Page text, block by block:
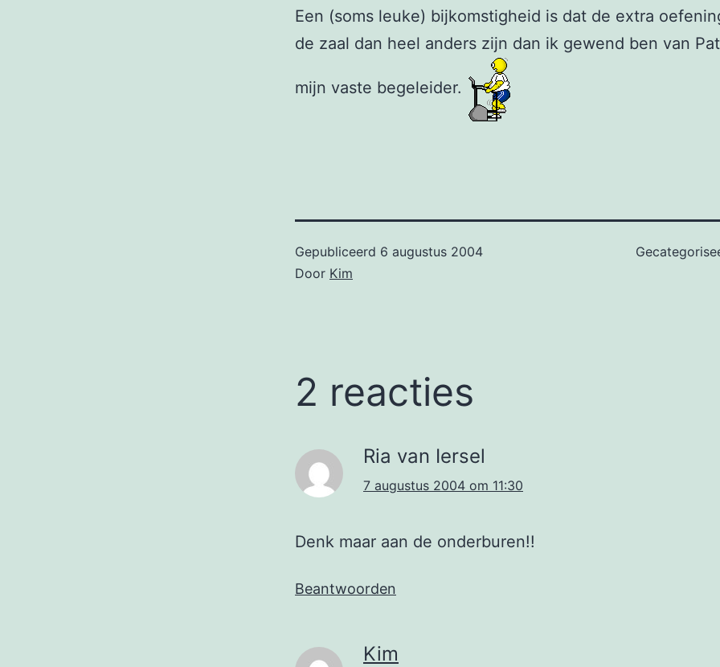
Een (soms leuke) bijkomstigheid is dat de extra
de zaal dan heel anders zijn dan ik gewend ben van
mijn vaste begeleider.
Gepubliceerd 6 augustus 2004
Door Kim
2 reacties
Ria van Iersel
7 augustus 2004 om 11:30
Denk maar aan de onderburen!!
Beantwoorden
Kim